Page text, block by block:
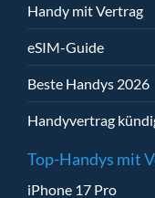
Handy mit Vertrag
eSIM-Guide
Beste Handys 2026
Handyvertrag
Top-Handys mit
iPhone 17 Pro